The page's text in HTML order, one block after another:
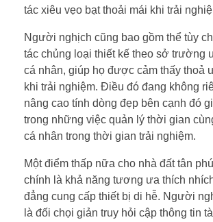
tác xiêu vẹo bạt thoải mái khi trải
Người nghịch cũng bao gồm thể tùy
tác chủng loại thiết kế theo sở trường
cá nhân, giúp họ được cảm thấy thoả
khi trải nghiệm. Điều đó đang không
nâng cao tính dòng đẹp bên cạnh đó
trong những việc quản lý thời gian
cá nhân trong thời gian trải nghiệm.
Một điểm thấp nữa cho nhà đất tân
chính là khả năng tương ưa thích
đẳng cung cấp thiết bị di hễ. Người
là đối chọi giản truy hỏi cập thông tin